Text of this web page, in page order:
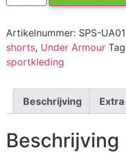
Artikelnummer: SPS-
shorts, Under Armour
sportkleding
Beschrijving
Beschrijving